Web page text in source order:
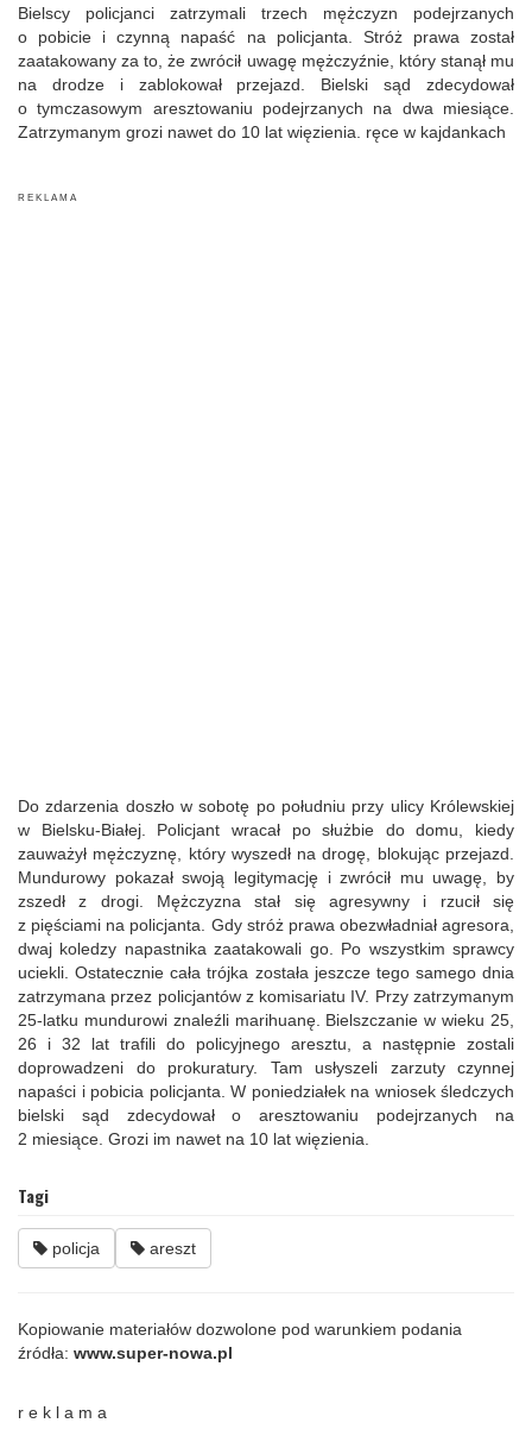
Bielscy policjanci zatrzymali trzech mężczyzn podejrzanych
o pobicie i czynną napaść na policjanta. Stróż prawa został
zaatakowany za to, że zwrócił uwagę mężczyźnie, który stanął mu
na drodze i zablokował przejazd. Bielski sąd zdecydował
o tymczasowym aresztowaniu podejrzanych na dwa miesiące.
Zatrzymanym grozi nawet do 10 lat więzienia. ręce w kajdankach
R E K L A M A
Do zdarzenia doszło w sobotę po południu przy ulicy Królewskiej
w Bielsku-Białej. Policjant wracał po służbie do domu, kiedy
zauważył mężczyznę, który wyszedł na drogę, blokując przejazd.
Mundurowy pokazał swoją legitymację i zwrócił mu uwagę, by
zszedł z drogi. Mężczyzna stał się agresywny i rzucił się
z pięściami na policjanta. Gdy stróż prawa obezwładniał agresora,
dwaj koledzy napastnika zaatakowali go. Po wszystkim sprawcy
uciekli. Ostatecznie cała trójka została jeszcze tego samego dnia
zatrzymana przez policjantów z komisariatu IV. Przy zatrzymanym
25-latku mundurowi znaleźli marihuanę. Bielszczanie w wieku 25,
26 i 32 lat trafili do policyjnego aresztu, a następnie zostali
doprowadzeni do prokuratury. Tam usłyszeli zarzuty czynnej
napaści i pobicia policjanta. W poniedziałek na wniosek śledczych
bielski sąd zdecydował o aresztowaniu podejrzanych na
2 miesiące. Grozi im nawet na 10 lat więzienia.
Tagi
policja areszt
Kopiowanie materiałów dozwolone pod warunkiem podania
źródła: www.super-nowa.pl
r e k l a m a